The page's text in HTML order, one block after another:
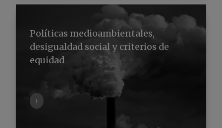
Políticas medioambientales,
desigualdad social y criterios de
equidad
+